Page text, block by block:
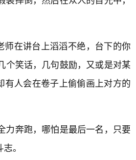
师在讲台上滔滔不绝，台下的你
个笑话，几句鼓励，又或是对某
有人会在卷子上偷偷画上对方的
力奔跑，哪怕是最后一名，只要
。